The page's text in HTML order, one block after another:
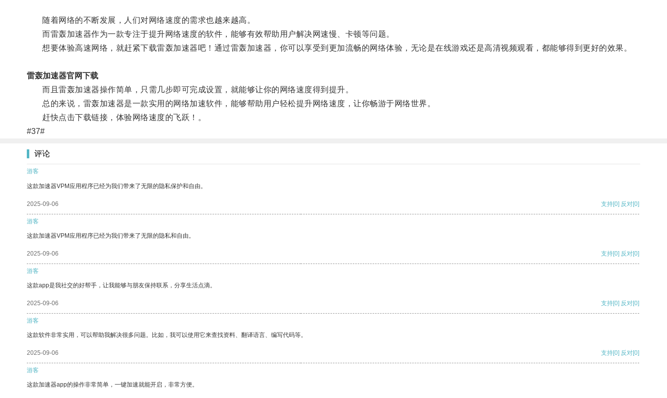
随着网络的不断发展，人们对网络速度的需求也越来越高。
而雷轰加速器作为一款专注于提升网络速度的软件，能够有效帮助用户解决网速慢、卡顿等问题。
想要体验高速网络，就赶紧下载雷轰加速器吧！通过雷轰加速器，你可以享受到更加流畅的网络体验，无论是在线游戏还是高清视频观看，都能够得到更好的效果。
雷轰加速器官网下载
而且雷轰加速器操作简单，只需几步即可完成设置，就能够让你的网络速度得到提升。
总的来说，雷轰加速器是一款实用的网络加速软件，能够帮助用户轻松提升网络速度，让你畅游于网络世界。
赶快点击下载链接，体验网络速度的飞跃！。
#37#
评论
游客
这款加速器VPM应用程序已经为我们带来了无限的隐私保护和自由。
2025-09-06 支持[0] 反对[0]
游客
这款加速器VPM应用程序已经为我们带来了无限的隐私和自由。
2025-09-06 支持[0] 反对[0]
游客
这款app是我社交的好帮手，让我能够与朋友保持联系，分享生活点滴。
2025-09-06 支持[0] 反对[0]
游客
这款软件非常实用，可以帮助我解决很多问题。比如，我可以使用它来查找资料、翻译语言、编写代码等。
2025-09-06 支持[0] 反对[0]
游客
这款加速器app的操作非常简单，一键加速就能开启，非常方便。